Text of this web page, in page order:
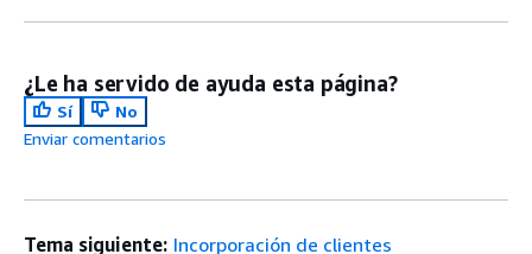
¿Le ha servido de ayuda esta página?
Sí
No
Enviar comentarios
Tema siguiente: Incorporación de clientes